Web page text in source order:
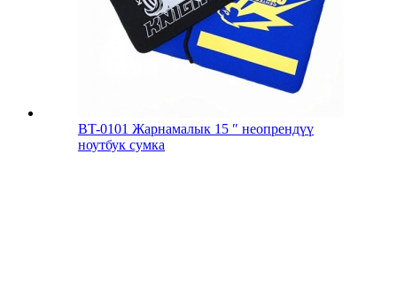
BT-0101 Жарнамалык 15 ″ неопрендүү
ноутбук сумка